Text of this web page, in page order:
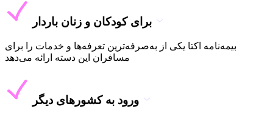
برای کودکان و زنان باردار
بیمه‌نامه اکتا یکی از به‌صرفه‌ترین تعرفه‌ها و خدمات را برای
مسافران این دسته ارائه می‌دهد
ورود به کشورهای دیگر